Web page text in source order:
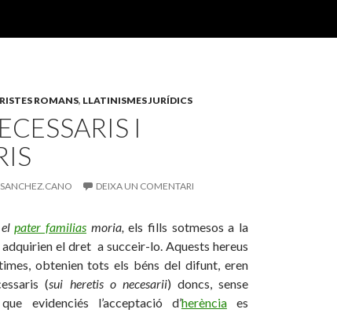
ROMANS, LLATINISMES JURÍDICS
I
SANCHEZ.CANO DEIXA UN COMENTARI
elpater familias moria, els fills sotmesos a la
adquirien el dret a succeir-lo. Aquests hereus
obtenien tots els béns del difunt, eren
(sui heretis o necesarii) doncs, sense
evidenciés l’acceptació d’herènciaes